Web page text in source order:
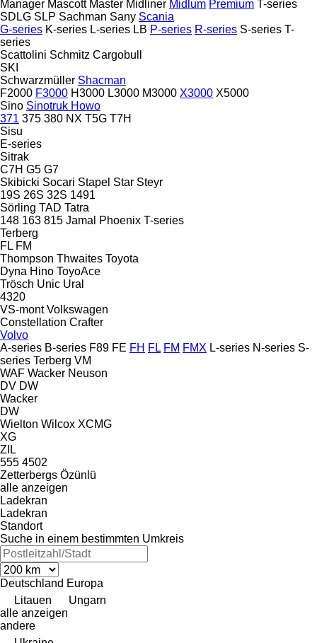
Manager Mascott Master Midliner Midlum Premium T-series
SDLG SLP Sachman Sany Scania
G-series K-series L-series LB P-series R-series S-series T-
series
Scattolini Schmitz Cargobull
SKI
Schwarzmüller Shacman
F2000 F3000 H3000 L3000 M3000 X3000 X5000
Sino Sinotruk Howo
371 375 380 NX T5G T7H
Sisu
E-series
Sitrak
C7H G5 G7
Skibicki Socari Stapel Star Steyr
19S 26S 32S 1491
Sörling TAD Tatra
148 163 815 Jamal Phoenix T-series
Terberg
FL FM
Thompson Thwaites Toyota
Dyna Hino ToyoAce
Trösch Unic Ural
4320
VS-mont Volkswagen
Constellation Crafter
Volvo
A-series B-series F89 FE FH FL FM FMX L-series N-series S-
series Terberg VM
WAF Wacker Neuson
DV DW
Wacker
DW
Wielton Wilcox XCMG
XG
ZIL
555 4502
Zetterbergs Özünlü
alle anzeigen
Ladekran
Ladekran
Standort
Suche in einem bestimmten Umkreis
Deutschland Europa
Litauen
Ungarn
alle anzeigen
andere